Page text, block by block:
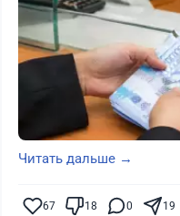
Читать дальше →
67 18 0 19